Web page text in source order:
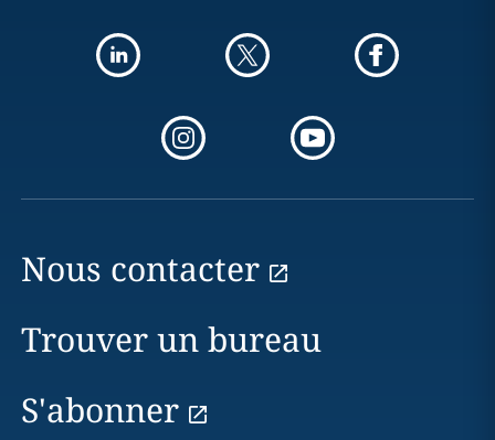
Nous contacter
Trouver un bureau
S'abonner